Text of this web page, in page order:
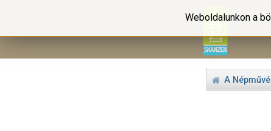
A
Weboldalunkon a